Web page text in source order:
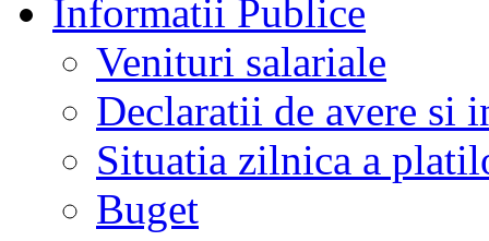
Informatii Publice
Venituri salariale
Declaratii de avere si
Situatia zilnica a
Buget